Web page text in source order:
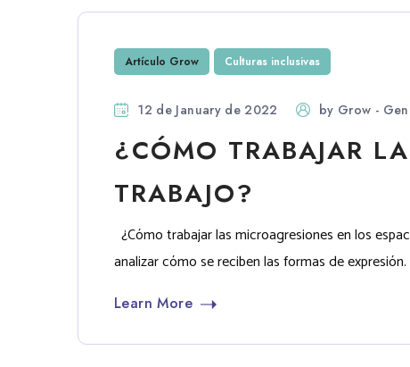
Artículo Grow Culturas inclusivas
12 de January de 2022 by Grow -
¿CÓMO TRABAJAR
TRABAJO?
¿Cómo trabajar las microagresiones en los
analizar cómo se reciben las formas de
Learn More